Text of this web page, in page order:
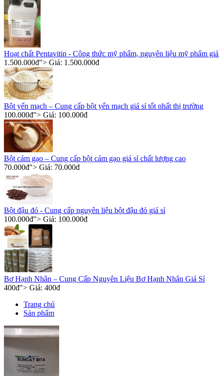
Hoạt chất Pentavitin - Công thức mỹ phẩm, nguyên liệu mỹ phẩm
1.500.000đ"> Giá: 1.500.000đ
Bột yến mạch – Cung cấp bột yến mạch giá sỉ tốt nhất thị trường
100.000đ"> Giá: 100.000đ
Bột cám gạo – Cung cấp bột cám gạo giá sỉ chất lượng cao
70.000đ"> Giá: 70.000đ
Bột đậu đỏ - Cung cấp nguyên liệu bột đậu đỏ giá sỉ
100.000đ"> Giá: 100.000đ
Bơ Hạnh Nhân – Cung Cấp Nguyên Liệu Bơ Hạnh Nhân Giá Sỉ
400đ"> Giá: 400đ
Trang chủ
Sản phẩm